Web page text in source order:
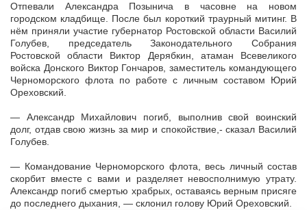
Отпевали Александра Позынича в часовне на новом
городском кладбище. После был короткий траурный митинг. В
нём приняли участие губернатор Ростовской области Василий
Голубев, председатель Законодательного Собрания
Ростовской области Виктор Дерябкин, атаман Всевеликого
войска Донского Виктор Гончаров, заместитель командующего
Черноморского флота по работе с личным составом Юрий
Ореховский.
— Александр Михайлович погиб, выполнив свой воинский
долг, отдав свою жизнь за мир и спокойствие,- сказал Василий
Голубев.
— Командование Черноморского флота, весь личный состав
скорбит вместе с вами и разделяет невосполнимую утрату.
Александр погиб смертью храбрых, оставаясь верным присяге
до последнего дыхания, — склонил голову Юрий Ореховский.